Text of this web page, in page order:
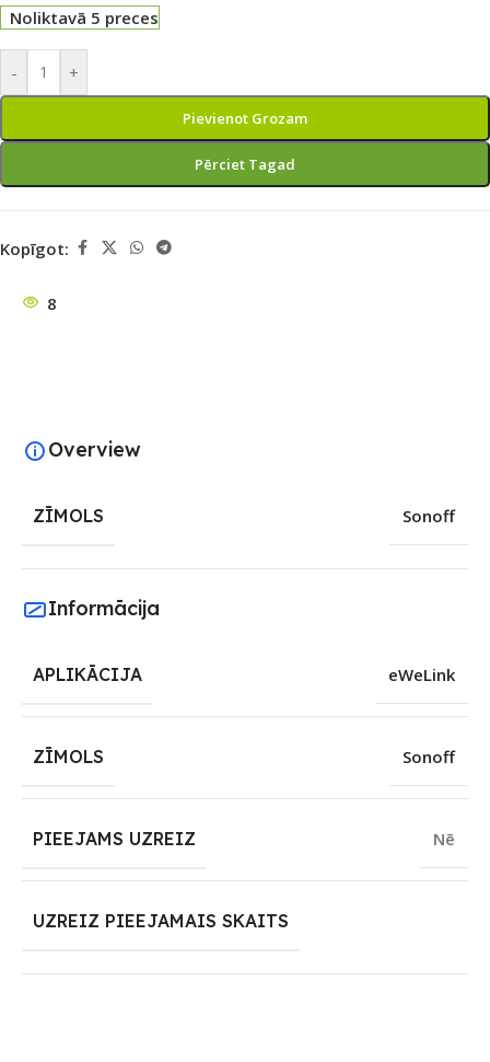
Noliktavā 5 preces
- +
Pievienot Grozam
Pērciet Tagad
Kopīgot:
8
Overview
ZĪMOLS Sonoff
Informācija
APLIKĀCIJA eWeLink
ZĪMOLS Sonoff
PIEEJAMS UZREIZ Nē
UZREIZ PIEEJAMAIS SKAITS